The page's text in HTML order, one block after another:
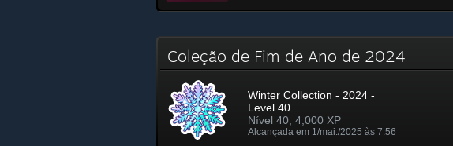
Coleção de Fim de Ano de 2024
Winter Collection - 2024 -
Level 40
Nível 40, 4,000 XP
Alcançada em 1/mai./2025 às 7:56